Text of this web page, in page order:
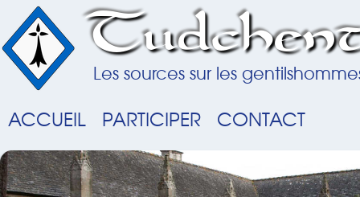
Les sources sur les
ACCUEIL PARTICIPER CONTACT